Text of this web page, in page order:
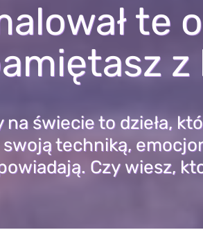
te
na świecie to dzieła,
techniką,
Czy wiesz,